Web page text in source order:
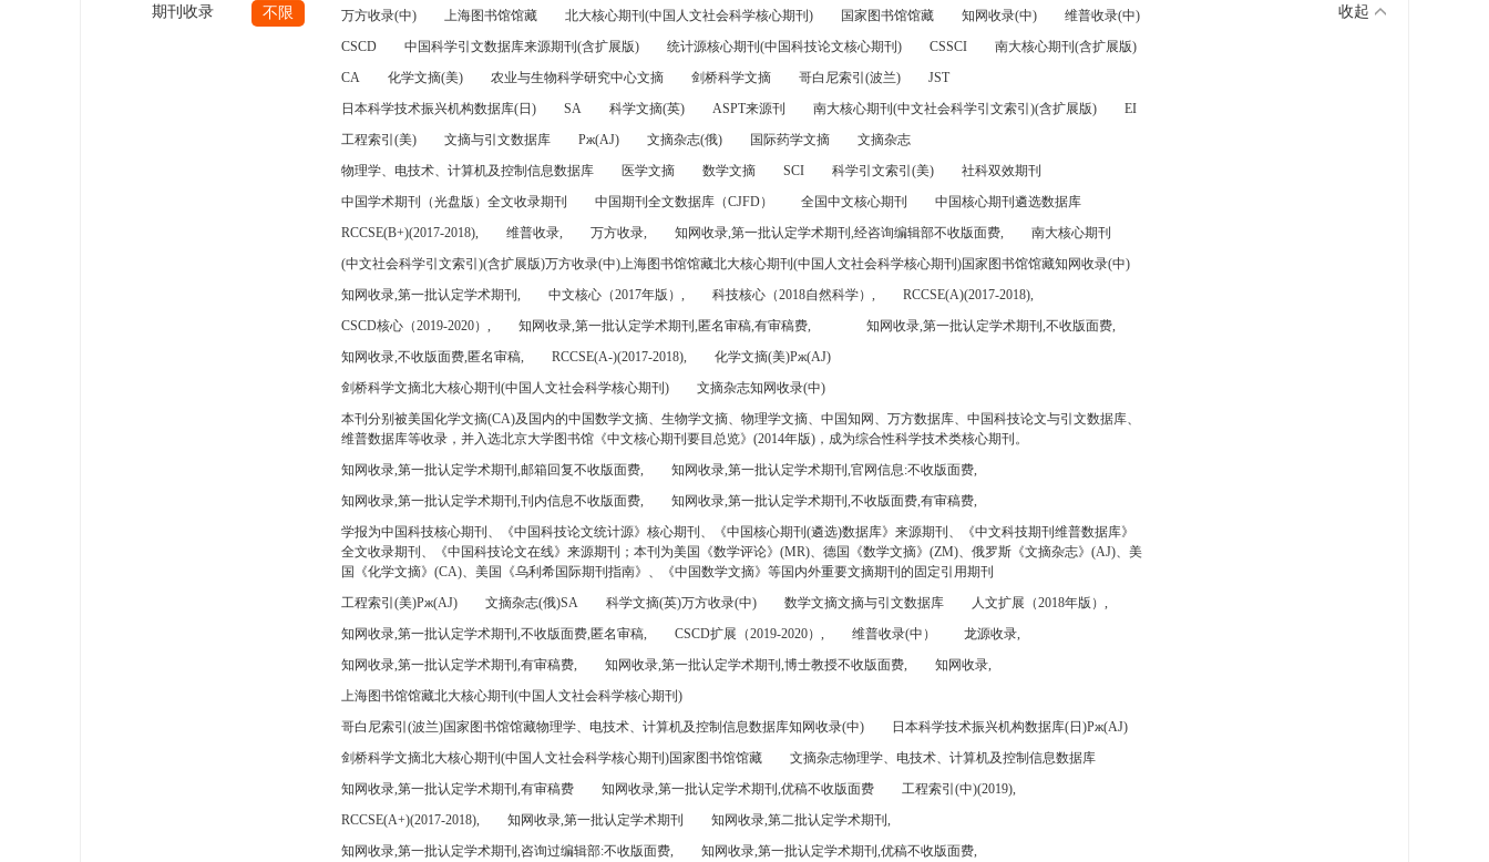
期刊收录 不限 万方收录(中) 上海图书馆馆藏 北大核心期刊(中国人文社会科学核心期刊) 国家图书馆馆藏 知网收录(中)
维普收录(中)
CSCD
中国科学引文数据库来源期刊(含扩展版) 统计源核心期刊(中国科技论文核心期刊) CSSCI
南大核心期刊(含扩展版)
CA
化学文摘(美) 农业与生物科学研究中心文摘 剑桥科学文摘 哥白尼索引(波兰)
JST
日本科学技术振兴机构数据库(日)
SA 科学文摘(英) ASPT来源刊 南大核心期刊(中文社会科学引文索引)(含扩展版)
EI
工程索引(美)
文摘与引文数据库 Pж(AJ) 文摘杂志(俄) 国际药学文摘
文摘杂志
物理学、电技术、计算机及控制信息数据库
医学文摘 数学文摘 SCI 科学引文索引(美)
社科双效期刊
中国学术期刊（光盘版）全文收录期刊
中国期刊全文数据库（CJFD） 全国中文核心期刊
中国核心期刊遴选数据库
RCCSE(B+)(2017-2018),
维普收录, 万方收录, 知网收录,第一批认定学术期刊,经咨询编辑部不收版面费,
南大核心期刊
(中文社会科学引文索引)(含扩展版)万方收录(中)上海图书馆馆藏北大核心期刊(中国人文社会科学核心期刊)国家图书馆馆藏知网收录(中)
知网收录,第一批认定学术期刊,
中文核心（2017年版）, 科技核心（2018自然科学）,
RCCSE(A)(2017-2018),
CSCD核心（2019-2020）,
知网收录,第一批认定学术期刊,匿名审稿,有审稿费,
知网收录,第一批认定学术期刊,不收版面费,
知网收录,不收版面费,匿名审稿,
RCCSE(A-)(2017-2018),
化学文摘(美)Pж(AJ)
剑桥科学文摘北大核心期刊(中国人文社会科学核心期刊)
文摘杂志知网收录(中)
本刊分别被美国化学文摘(CA)及国内的中国数学文摘、生物学文摘、物理学文摘、中国知网、万方数据库、中国科技论文与引文数据库、
维普数据库等收录，并入选北京大学图书馆《中文核心期刊要目总览》(2014年版)，成为综合性科学技术类核心期刊。
知网收录,第一批认定学术期刊,邮箱回复不收版面费,
知网收录,第一批认定学术期刊,官网信息:不收版面费,
知网收录,第一批认定学术期刊,刊内信息不收版面费,
知网收录,第一批认定学术期刊,不收版面费,有审稿费,
学报为中国科技核心期刊、《中国科技论文统计源》核心期刊、《中国核心期刊(遴选)数据库》来源期刊、《中文科技期刊维普数据库》
全文收录期刊、《中国科技论文在线》来源期刊；本刊为美国《数学评论》(MR)、德国《数学文摘》(ZM)、俄罗斯《文摘杂志》(AJ)、美
国《化学文摘》(CA)、美国《乌利希国际期刊指南》、《中国数学文摘》等国内外重要文摘期刊的固定引用期刊
工程索引(美)Pж(AJ)
文摘杂志(俄)SA 科学文摘(英)万方收录(中) 数学文摘文摘与引文数据库
人文扩展（2018年版）,
知网收录,第一批认定学术期刊,不收版面费,匿名审稿,
CSCD扩展（2019-2020）, 维普收录(中）
龙源收录,
知网收录,第一批认定学术期刊,有审稿费,
知网收录,第一批认定学术期刊,博士教授不收版面费,
知网收录,
上海图书馆馆藏北大核心期刊(中国人文社会科学核心期刊)
哥白尼索引(波兰)国家图书馆馆藏物理学、电技术、计算机及控制信息数据库知网收录(中)
日本科学技术振兴机构数据库(日)Pж(AJ)
剑桥科学文摘北大核心期刊(中国人文社会科学核心期刊)国家图书馆馆藏
文摘杂志物理学、电技术、计算机及控制信息数据库
知网收录,第一批认定学术期刊,有审稿费
知网收录,第一批认定学术期刊,优稿不收版面费
工程索引(中)(2019),
RCCSE(A+)(2017-2018),
知网收录,第一批认定学术期刊
知网收录,第二批认定学术期刊,
知网收录,第一批认定学术期刊,咨询过编辑部:不收版面费,
知网收录,第一批认定学术期刊,优稿不收版面费,
收起